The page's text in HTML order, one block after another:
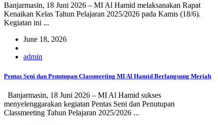
Banjarmasin, 18 Juni 2026 – MI Al Hamid melaksanakan Rapat
Kenaikan Kelas Tahun Pelajaran 2025/2026 pada Kamis (18/6).
Kegiatan ini ...
June 18, 2026
admin
Pentas Seni dan Penutupan Classmeeting MI Al Hamid Berlangsung Meriah
Banjarmasin, 18 Juni 2026 – MI Al Hamid sukses
menyelenggarakan kegiatan Pentas Seni dan Penutupan
Classmeeting Tahun Pelajaran 2025/2026 ...